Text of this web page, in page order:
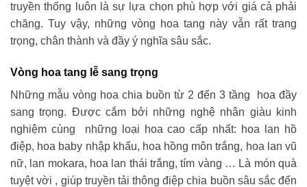
truyền thống luôn là sự lựa chọn phù hợp với giá cả phải
chăng. Tuy vậy, những vòng hoa tang này vẫn rất trang
trọng, chân thành và đầy ý nghĩa sâu sắc.
Vòng hoa tang lễ sang trọng
Những mẫu vòng hoa chia buồn từ 2 đến 3 tầng hoa đầy
sang trọng. Được cắm bởi những nghệ nhân giàu kinh
nghiệm cùng những loại hoa cao cấp nhất: hoa lan hồ
điệp, hoa baby nhập khẩu, hoa hồng môn trắng, hoa lan vũ
nữ, lan mokara, hoa lan thái trắng, tím vàng … Là món quà
tuyệt vời , giúp truyền tải thông điệp chia buồn sâu sắc đến